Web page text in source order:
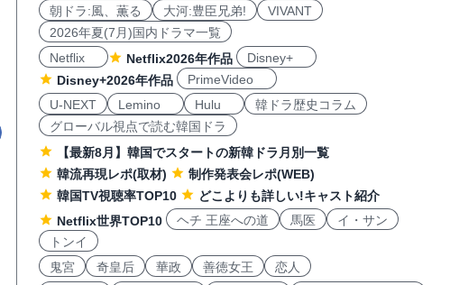
朝ドラ:風、薫る 大河:豊臣兄弟!
VIVANT
2026年夏(7月)国内ドラマ一覧
Netflix
Netflix2026年作品
Disney+
Disney+2026年作品
PrimeVideo
U-NEXT
Lemino Hulu
韓ドラ歴史コラム
グローバル視点で読む韓国ドラ
【最新8月】韓国でスタートの新韓ドラ月別一覧
韓流再現レポ(取材)
制作発表会レポ(WEB)
韓国TV視聴率TOP10
どこよりも詳しい!キャスト紹介
Netflix世界TOP10
ヘチ 王座への道 馬医
イ・サン
トンイ
鬼宮
奇皇后 華政 善徳女王
恋人